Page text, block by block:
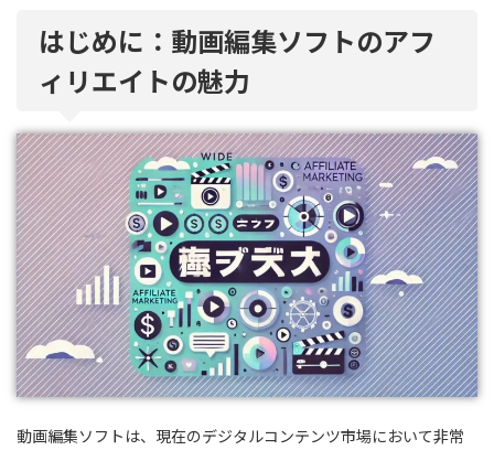
はじめに：動画編集ソフトのアフ
ィリエイトの魅力
動画編集ソフトは、現在のデジタルコンテンツ市場において非常